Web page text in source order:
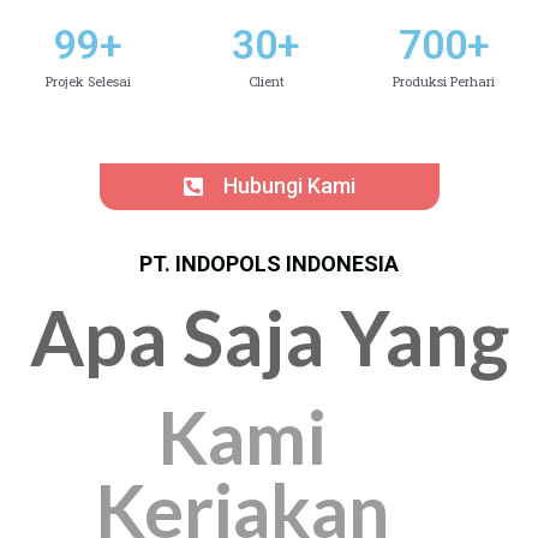
Hubungi Kami
99+
Projek Selesai
30+
Client
700+
Produksi Perhari
PT. INDOPOLS INDONESIA
Apa Saja Yang
Kami
Kerjakan